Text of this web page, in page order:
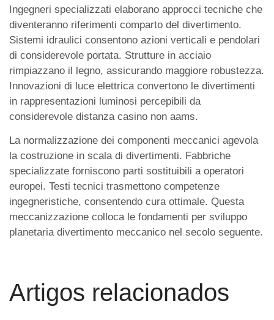
Ingegneri specializzati elaborano approcci tecniche che
diventeranno riferimenti comparto del divertimento.
Sistemi idraulici consentono azioni verticali e pendolari
di considerevole portata. Strutture in acciaio
rimpiazzano il legno, assicurando maggiore robustezza.
Innovazioni di luce elettrica convertono le divertimenti
in rappresentazioni luminosi percepibili da
considerevole distanza casino non aams.
La normalizzazione dei componenti meccanici agevola
la costruzione in scala di divertimenti. Fabbriche
specializzate forniscono parti sostituibili a operatori
europei. Testi tecnici trasmettono competenze
ingegneristiche, consentendo cura ottimale. Questa
meccanizzazione colloca le fondamenti per sviluppo
planetaria divertimento meccanico nel secolo seguente.
Artigos relacionados